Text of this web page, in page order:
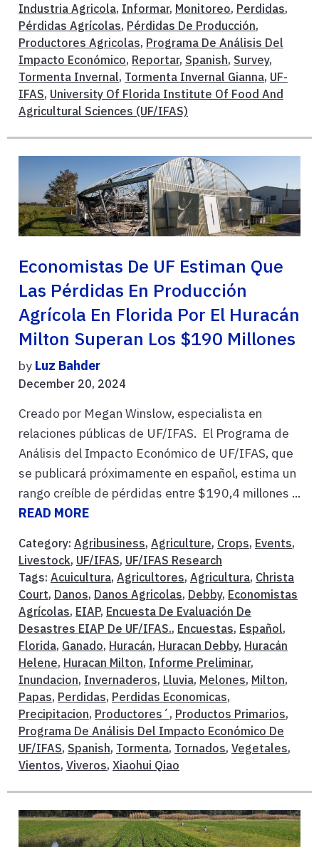
Industria Agricola, Informar, Monitoreo, Perdidas,
Pérdidas Agrícolas, Pérdidas De Producción,
Productores Agricolas, Programa De Análisis Del
Impacto Económico, Reportar, Spanish, Survey,
Tormenta Invernal, Tormenta Invernal Gianna, UF-
IFAS, University Of Florida Institute Of Food And
Agricultural Sciences (UF/IFAS)
Economistas De UF Estiman Que
Las Pérdidas En Producción
Agrícola En Florida Por El Huracán
Milton Superan Los $190 Millones
by Luz Bahder
December 20, 2024
Creado por Megan Winslow, especialista en
relaciones públicas de UF/IFAS. El Programa de
Análisis del Impacto Económico de UF/IFAS, que
se publicará próximamente en español, estima un
rango creíble de pérdidas entre $190,4 millones ...
READ MORE
Category: Agribusiness, Agriculture, Crops, Events,
Livestock, UF/IFAS, UF/IFAS Research
Tags: Acuicultura, Agricultores, Agricultura, Christa
Court, Danos, Danos Agricolas, Debby, Economistas
Agrícolas, EIAP, Encuesta De Evaluación De
Desastres EIAP De UF/IFAS., Encuestas, Español,
Florida, Ganado, Huracán, Huracan Debby, Huracán
Helene, Huracan Milton, Informe Preliminar,
Inundacion, Invernaderos, Lluvia, Melones, Milton,
Papas, Perdidas, Perdidas Economicas,
Precipitacion, Productores´ , Productos Primarios,
Programa De Análisis Del Impacto Económico De
UF/IFAS, Spanish, Tormenta, Tornados, Vegetales,
Vientos, Viveros, Xiaohui Qiao